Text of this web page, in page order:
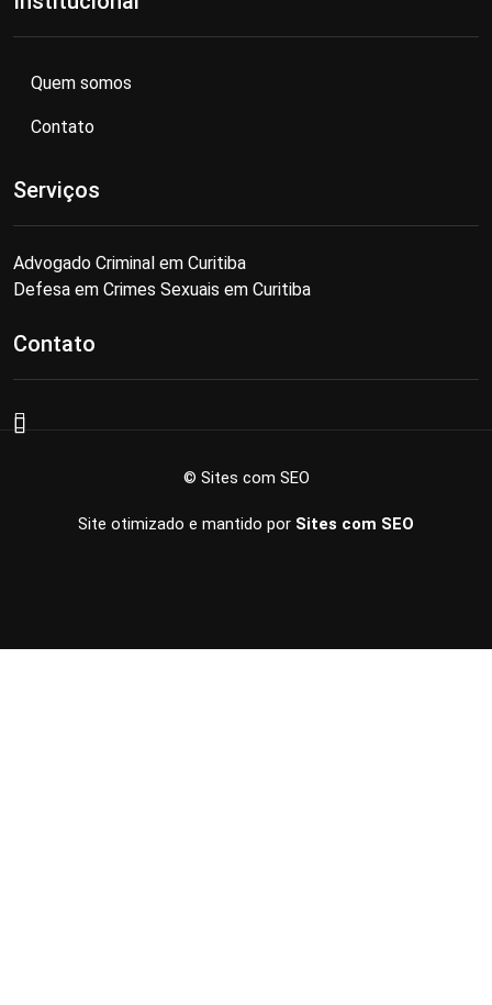
Quem somos
Contato
Serviços
Advogado Criminal em Curitiba
Defesa em Crimes Sexuais em Curitiba
Contato
© Sites com SEO
Site otimizado e mantido por Sites com SEO